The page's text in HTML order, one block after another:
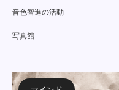
音色智進の活動
写真館
プライバシーポリシー